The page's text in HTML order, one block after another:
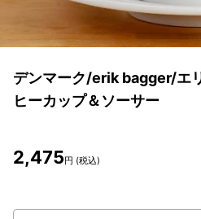
デンマーク/erik bagger/エ
ヒーカップ＆ソーサー
2,475円 (税込)